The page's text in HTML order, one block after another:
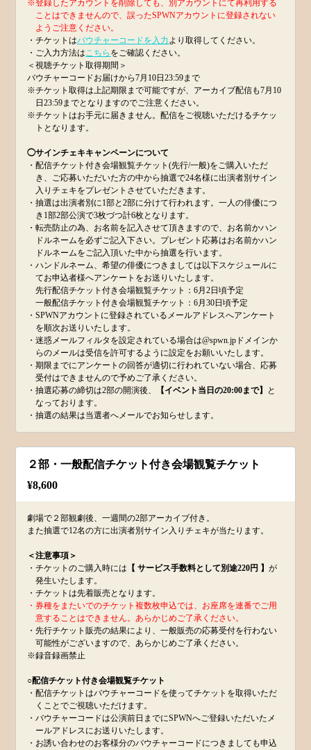
※登録したアカウントを削除しても、別アカウントにて再利用する
ことはできませんので、誤ったSPWNアカウントに登録されない
ようご注意ください。
・チケットはバウチャーコードを入力より取得してください。
・ご入力方法はこちら をご確認ください。
＜視聴チケット取得期間＞
バウチャーコードお届けから7月10日23:59まで
※チケット取得は上記期限まで可能ですが、アーカイブ配信も7月10
日23:59までとなりますのでご注意ください。
※チケットはお手元に届きません。配信をご視聴いただけるチケッ
トとなります。
◯サインチェキキャンペーンについて
・配信チケット付き会場観覧チケット(先行/一般)をご購入いただ
き、ご応募いただいた方の中から抽選で24名様に出演者別サイン
入りチェキをプレゼントさせていただきます。
・抽選は出演者別に1部と2部に分けて行われます。一人の俳優につ
き1部2部公演で3枚づつ計6枚となります。
・転売防止の為、お名前を記入させて頂きますので、お名前かハン
ドルネームを必ずご記入下さい。プレゼント応募はお名前かハン
ドルネームをご記入頂いた中から抽選を行います。
・ハンドルネーム、希望の俳優につきましては以下スケジュールに
てお申込者様へアンケートをお送りいたします。
先行配信チケット付き会場観覧チケット：6月2日頃予定
一般配信チケット付き会場観覧チケット：6月30日頃予定
・SPWNアカウントに登録されているメールアドレスへアンケート
を順次お送りいたします。
・迷惑メールフィルタを設定されている場合は@spwn.jpドメインか
らのメールは受信を許可するように設定をお願いいたします。
・期限までにアンケートの回答が適切に行われていない場合、応募
受付はできませんので予めご了承ください。
・抽選応募の締切は2部の開演後、
【イベント当日の20:00まで】
と
なっております。
・抽選の結果は当選者へメールでお知らせします。
２部・一般配信チケット付き会場観覧チケット
¥8,600
劇場で２部観劇後、一週間の2部アーカイブ付き。
また抽選で12名の方に出演者別サイン入りチェキが当たります。
＜注意事項＞
・チケットのご購入時には
【 サービス手数料として別途220円 】が
発生いたします。
・チケットは先着販売となります。
・券種をまたいでのチケット複数枚申込では、お座席を連番でご用
意することはできません。あらかじめご了承ください。
・先行チケット販売の結果により、一般販売の応募受付を行わない
可能性がございますので、あらかじめご了承ください。
※録音録画禁止
○配信チケット付き会場観覧チケット
・配信チケットはバウチャーコードを使ってチケットを取得いただ
くことでご視聴いただけます。
・バウチャーコードは公演前日までにSPWNへご登録いただいたメ
ールアドレスにお送りいたします。
・お誘い合わせのお客様分のバウチャーコードにつきましても申込